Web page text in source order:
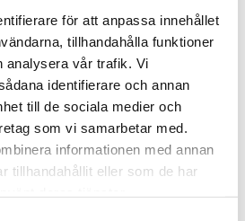
för att anpassa innehållet
tillhandahålla funktioner
analysera vår trafik. Vi
identifierare och annan
till de sociala medier och
som vi samarbetar med.
informationen med annan
tillhandahållit eller som de har
ett omdöme.